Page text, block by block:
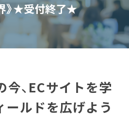
》★受付終了★
、ECサイトを学
ールドを広げよう